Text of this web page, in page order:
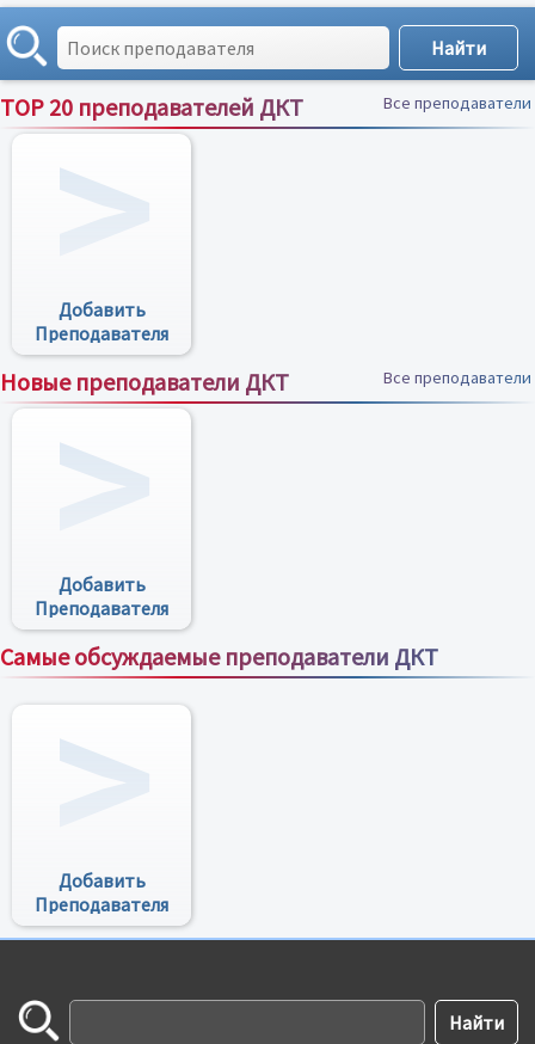
TOP 20 преподавателей ДКТ Все преподаватели
Добавить
Преподавателя
Новые преподаватели ДКТ Все преподаватели
Добавить
Преподавателя
Самые обсуждаемые преподаватели ДКТ
Все преподаватели
Добавить
Преподавателя